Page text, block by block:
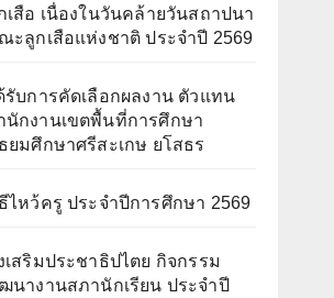
เสือ เนื่องในวันคล้ายวันสถาปนา
ะลูกเสือแห่งชาติ ประจำปี 2569
รับการคัดเลือกผลงาน ตัวแทน
นักงานเขตพื้นที่การศึกษา
ยมศึกษาศรีสะเกษ ยโสธร
ไหว้ครู ประจำปีการศึกษา 2569
เสริมประชาธิปไตย กิจกรรม
นางานสภานักเรียน ประจำปี